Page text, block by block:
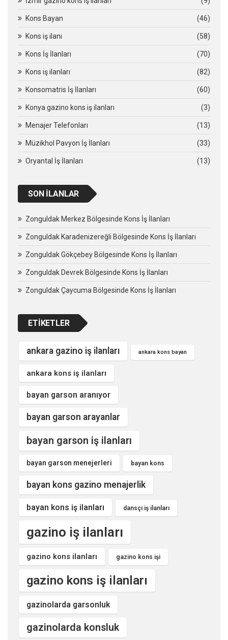
Kons Bayan (46)
Kons iş ilanı (58)
Kons İş İlanları (70)
Kons iş ilanları (82)
Konsomatris İş İlanları (60)
Konya gazino kons iş ilanları (3)
Menajer Telefonları (13)
Müzikhol Pavyon İş İlanları (33)
Oryantal İş İlanları (13)
SON İLANLAR
Zonguldak Merkez Bölgesinde Kons İş İlanları
Zonguldak Karadenizereğli Bölgesinde Kons İş İlanları
Zonguldak Gökçebey Bölgesinde Kons İş İlanları
Zonguldak Devrek Bölgesinde Kons İş İlanları
Zonguldak Çaycuma Bölgesinde Kons İş İlanları
ETIKETLER
ankara gazino iş ilanları ankara kons bayan
ankara kons iş ilanları
bayan garson aranıyor
bayan garson arayanlar
bayan garson iş ilanları
bayan garson menejerleri bayan kons
bayan kons gazino menajerlik
bayan kons iş ilanları dansçı iş ilanları
gazino iş ilanları
gazino kons ilanları gazino kons işi
gazino kons iş ilanları
gazinolarda garsonluk
gazinolarda konsluk